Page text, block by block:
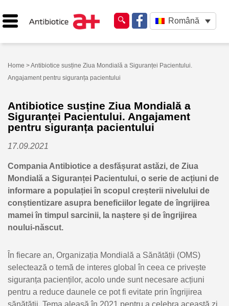
Română
Home > Antibiotice susține Ziua Mondială a Siguranței Pacientului.
Angajament pentru siguranța pacientului
Antibiotice susține Ziua Mondială a
Siguranței Pacientului. Angajament
pentru siguranța pacientului
17.09.2021
Compania Antibiotice a desfășurat astăzi, de Ziua
Mondială a Siguranței Pacientului, o serie de acțiuni de
informare a populației în scopul creșterii nivelului de
conștientizare asupra beneficiilor legate de îngrijirea
mamei în timpul sarcinii, la naștere și de îngrijirea
noului-născut.
În fiecare an, Organizația Mondială a Sănătății (OMS)
selectează o temă de interes global în ceea ce privește
siguranța pacienților, acolo unde sunt necesare acțiuni
pentru a reduce daunele ce pot fi evitate prin îngrijirea
sănătății. Tema aleasă în 2021 pentru a celebra această zi